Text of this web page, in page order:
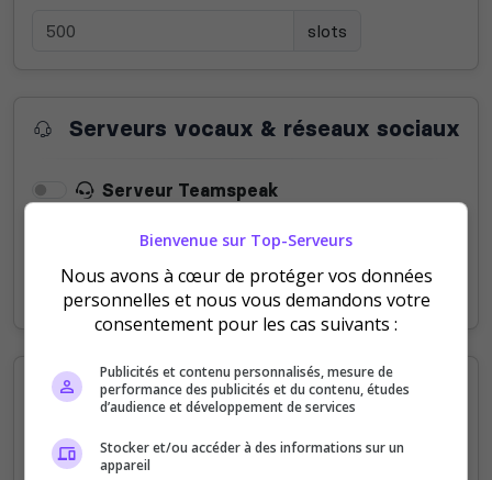
slots
Serveurs vocaux & réseaux sociaux
Serveur Teamspeak
Serveur Mumble
Serveur Discord
Informations supplémentaires
Chaîne Twitch
Bienvenue sur Top-Serveurs
Nous avons à cœur de protéger vos données
personnelles et nous vous demandons votre
consentement pour les cas suivants :
Publicités et contenu personnalisés, mesure de
performance des publicités et du contenu, études
d’audience et développement de services
Stocker et/ou accéder à des informations sur un
appareil